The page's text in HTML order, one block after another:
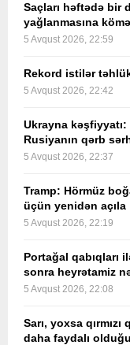
Saçları həftədə bir
yağlanmasına
5 Avqust 2026, 22:59
Rekord istilər
5 Avqust 2026, 22:42
Ukrayna
Rusiyanın qərb
5 Avqust 2026, 22:37
Tramp: Hörmüz
üçün yenidən açıla
5 Avqust 2026, 22:19
Portağal qabıqları
sonra heyrətamiz
5 Avqust 2026, 22:08
Sarı, yoxsa
daha faydalı